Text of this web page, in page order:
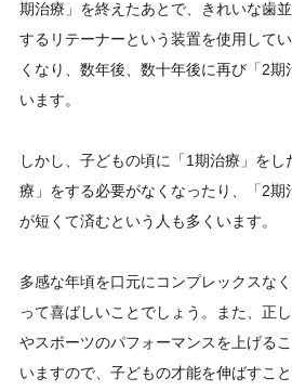
期治療」を終えたあとで、きれいな歯
するリテーナーという装置を使用して
くなり、数年後、数十年後に再び「2期
います。
しかし、子どもの頃に「1期治療」を
療」をする必要がなくなったり、「2期
が短くて済むという人も多くいます。
多感な年頃を口元にコンプレックスな
って喜ばしいことでしょう。また、正
やスポーツのパフォーマンスを上げる
いますので、子どもの才能を伸ばすこ